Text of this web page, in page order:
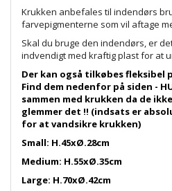
Krukken anbefales til indendørs
farvepigmenterne som vil aftage
Skal du bruge den indendørs, er
indvendigt med kraftig plast for at
Der kan også tilkøbes
Find dem nedenfor på siden -
sammen med krukken da de
glemmer det !! (indsats er
for at vandsikre krukken)
Small: H.45xØ.28cm
Medium: H.55xØ.35cm
Large: H.70xØ.42cm